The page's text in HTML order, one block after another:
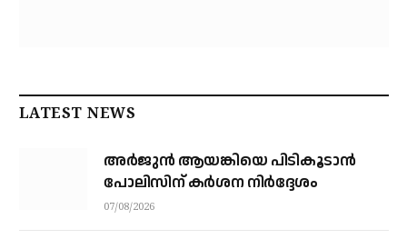
LATEST NEWS
അര്‍ജുന്‍ ആയങ്കിയെ പിടികൂടാന്‍
പോലിസിന് കര്‍ശന നിര്‍ദ്ദേശം
07/08/2026